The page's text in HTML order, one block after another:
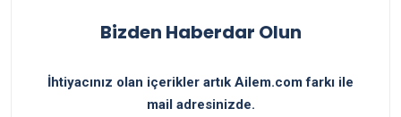
Bizden Haberdar Olun
İhtiyacınız olan içerikler artık Ailem.com farkı ile
mail adresinizde.